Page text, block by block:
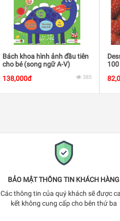
Bách khoa hình ảnh đầu tiên
cho bé (song ngữ A-V)
138,000đ
385
BẢO MẬT THÔNG TIN KHÁCH HÀNG
Các thông tin của quý khách sẽ được
kết không cung cấp cho bên thứ ba